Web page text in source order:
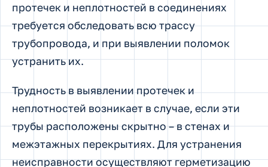
протечек и неплотностей в соединениях
требуется обследовать всю трассу
трубопровода, и при выявлении поломок
устранить их.
Трудность в выявлении протечек и
неплотностей возникает в случае, если эти
трубы расположены скрытно – в стенах и
межэтажных перекрытиях. Для устранения
неисправности осуществляют герметизацию